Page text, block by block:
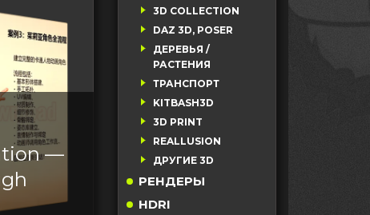
—
3D COLLECTION
DAZ 3D, POSER
ДЕРЕВЬЯ /
РАСТЕНИЯ
ТРАНСПОРТ
KITBASH3D
3D PRINT
REALLUSION
ДРУГИЕ 3D
РЕНДЕРЫ
HDRI